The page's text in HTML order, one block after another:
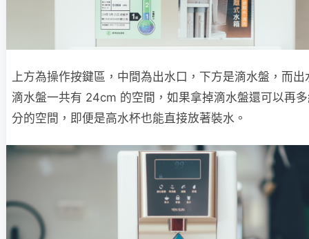
上方為操作按鍵區，中間為出水口，下方是滴水盤，而出
滴水盤一共有 24cm 的空間，如果拿掉滴水盤還可以再
分的空間，即便是高水杯也能直接放著裝水。